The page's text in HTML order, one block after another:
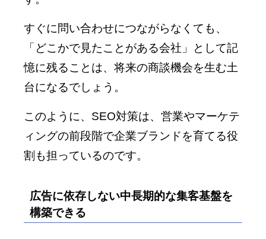
すぐに問い合わせにつながらなくても、
「どこかで見たことがある会社」として記
憶に残ることは、将来の商談機会を生む土
台になるでしょう。
このように、SEO対策は、営業やマーケテ
ィングの前段階で企業ブランドを育てる役
割も担っているのです。
広告に依存しない中長期的な集客基盤を
構築できる